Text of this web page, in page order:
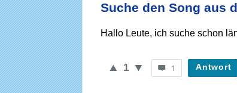
von
WieheisstdasLied.de
Suche den Song aus
Hallo Leute, ich suche schon
1 1 Antwort